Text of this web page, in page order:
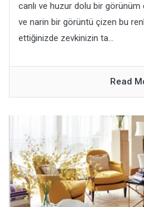
canlı ve huzur dolu bir
ve narin bir görüntü çizen bu
ettiğinizde zevkinizin ta...
Read